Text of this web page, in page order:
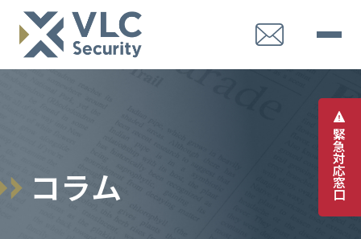
緊
急
対
応
窓
口
コラム